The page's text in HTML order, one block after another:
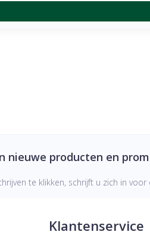
nieuwe producten en
te klikken, schrijft u zich in
Klantenservice